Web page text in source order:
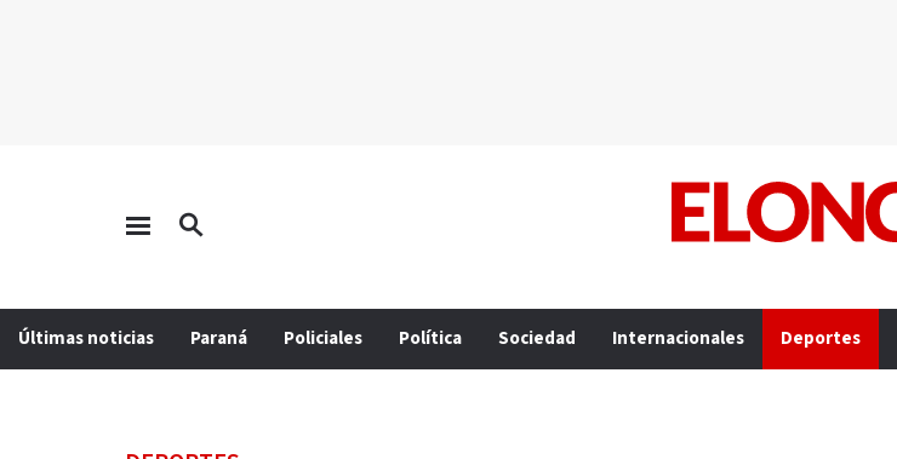
Últimas noticias Paraná Policiales Política Sociedad Internacionales Deportes